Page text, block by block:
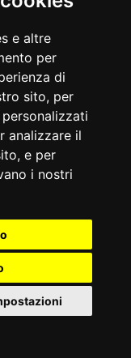
e altre
per
di
sito, per
analizzare il
e per
i nostri
delle Etichette